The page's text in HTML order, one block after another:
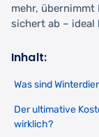
mehr,
sichert ab – ideal
Inhalt:
Was sind
Der ultimative
wirklich?